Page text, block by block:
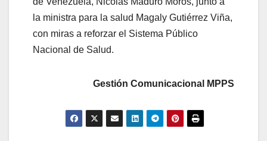
la ministra para la salud Magaly Gutiérrez Viña,
con miras a reforzar el Sistema Público
Nacional de Salud.
Gestión Comunicacional MPPS